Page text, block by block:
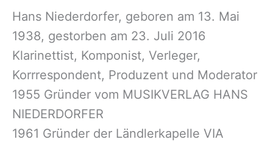
Hans Niederdorfer, geboren am 13. Mai
1938, gestorben am 23. Juli 2016
Klarinettist, Komponist, Verleger,
Korrrespondent, Produzent und Moderator
1955 Gründer vom MUSIKVERLAG HANS
NIEDERDORFER
1961 Gründer der Ländlerkapelle VIA